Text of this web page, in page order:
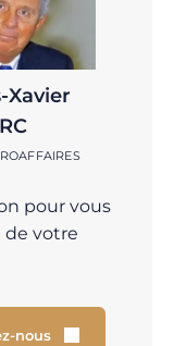
Xavier
pour vous
de votre
nous